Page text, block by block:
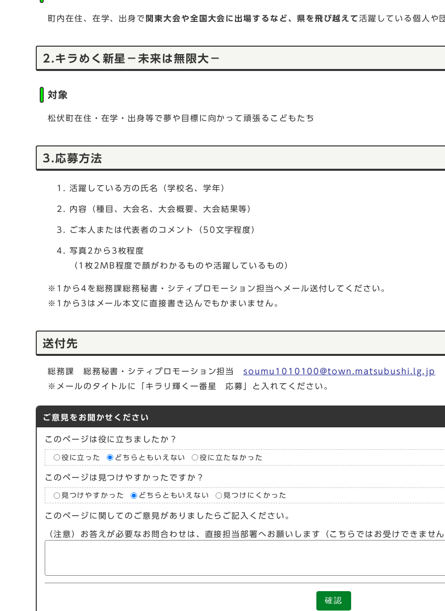
町内在住、在学、出身で 関東大会や全国大会に出場するなど、県を飛び越えて活躍している個人や
2.キラめく新星－未来は無限大－
対象
松伏町在住・在学・出身等で夢や目標に向かって頑張るこどもたち
3.応募方法
活躍している方の氏名（学校名、学年）
内容（種目、大会名、大会概要、大会結果等）
ご本人または代表者のコメント（50文字程度）
写真2から3枚程度
（1枚2MB程度で顔がわかるものや活躍しているもの）
※1から4を総務課総務秘書・シティプロモーション担当へメール送付してください。
※1から3はメール本文に直接書き込んでもかまいません。
送付先
総務課 総務秘書・シティプロモーション担当 soumu1010100@town.matsubushi.lg.jp
※メールのタイトルに「キラリ輝く一番星 応募」と入れてください。
ご意見をお聞かせください
このページは役に立ちましたか？
役に立った どちらともいえない 役に立たなかった
このページは見つけやすかったですか？
見つけやすかった どちらともいえない 見つけにくかった
このページに関してのご意見がありましたらご記入ください。
（注意）お答えが必要なお問合わせは、直接担当部署へお願いします（こちらではお受けできませ
確認